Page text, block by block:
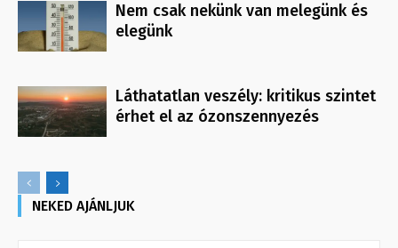
Nem csak nekünk van melegünk és
elegünk
Láthatatlan veszély: kritikus szintet
érhet el az ózonszennyezés
NEKED AJÁNLJUK